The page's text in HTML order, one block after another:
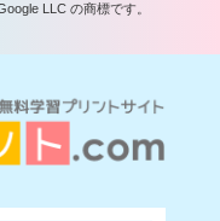
LLC の商標です。